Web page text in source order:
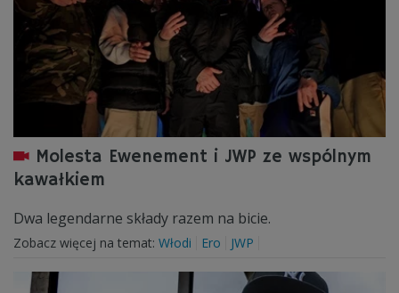
Molesta Ewenement i JWP ze wspólnym
kawałkiem
Dwa legendarne składy razem na bicie.
Zobacz więcej na temat: Włodi Ero JWP